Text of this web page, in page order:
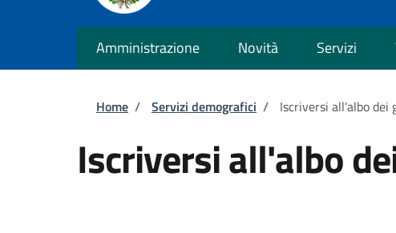
Amministrazione Novità Servizi
Briciole di pane
Home / Servizi demografici / Iscriversi all'albo dei
Iscriversi all'albo